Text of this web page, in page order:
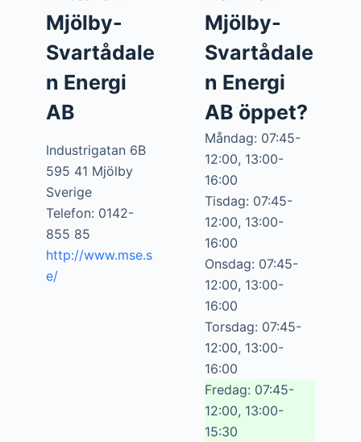
Mjölby-
Svartådale
n Energi
AB
Industrigatan 6B
595 41 Mjölby
Sverige
Telefon: 0142-
855 85
http://www.mse.s
e/
Mjölby-
Svartådale
n Energi
AB öppet?
Måndag: 07:45-
12:00, 13:00-
16:00
Tisdag: 07:45-
12:00, 13:00-
16:00
Onsdag: 07:45-
12:00, 13:00-
16:00
Torsdag: 07:45-
12:00, 13:00-
16:00
Fredag: 07:45-
12:00, 13:00-
15:30